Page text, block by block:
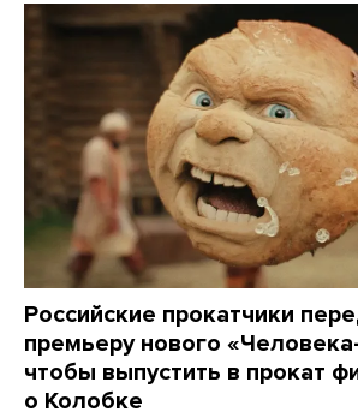
Российские прокатчики
премьеру нового
чтобы выпустить в прокат
о Колобке